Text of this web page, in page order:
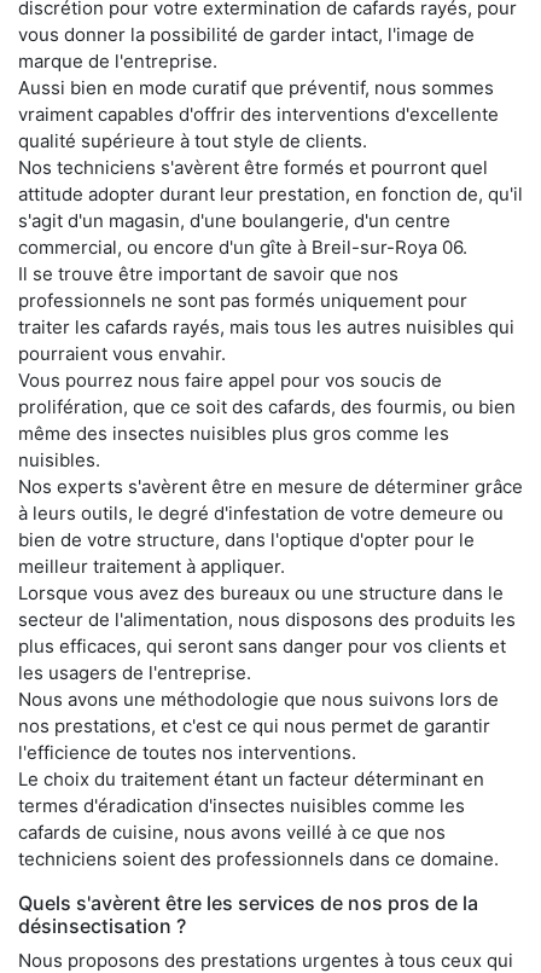
discrétion pour votre extermination de cafards rayés, pour
vous donner la possibilité de garder intact, l'image de
marque de l'entreprise.
Aussi bien en mode curatif que préventif, nous sommes
vraiment capables d'offrir des interventions d'excellente
qualité supérieure à tout style de clients.
Nos techniciens s'avèrent être formés et pourront quel
attitude adopter durant leur prestation, en fonction de, qu'il
s'agit d'un magasin, d'une boulangerie, d'un centre
commercial, ou encore d'un gîte à Breil-sur-Roya 06.
Il se trouve être important de savoir que nos
professionnels ne sont pas formés uniquement pour
traiter les cafards rayés, mais tous les autres nuisibles qui
pourraient vous envahir.
Vous pourrez nous faire appel pour vos soucis de
prolifération, que ce soit des cafards, des fourmis, ou bien
même des insectes nuisibles plus gros comme les
nuisibles.
Nos experts s'avèrent être en mesure de déterminer grâce
à leurs outils, le degré d'infestation de votre demeure ou
bien de votre structure, dans l'optique d'opter pour le
meilleur traitement à appliquer.
Lorsque vous avez des bureaux ou une structure dans le
secteur de l'alimentation, nous disposons des produits les
plus efficaces, qui seront sans danger pour vos clients et
les usagers de l'entreprise.
Nous avons une méthodologie que nous suivons lors de
nos prestations, et c'est ce qui nous permet de garantir
l'efficience de toutes nos interventions.
Le choix du traitement étant un facteur déterminant en
termes d'éradication d'insectes nuisibles comme les
cafards de cuisine, nous avons veillé à ce que nos
techniciens soient des professionnels dans ce domaine.
Quels s'avèrent être les services de nos pros de la
désinsectisation ?
Nous proposons des prestations urgentes à tous ceux qui